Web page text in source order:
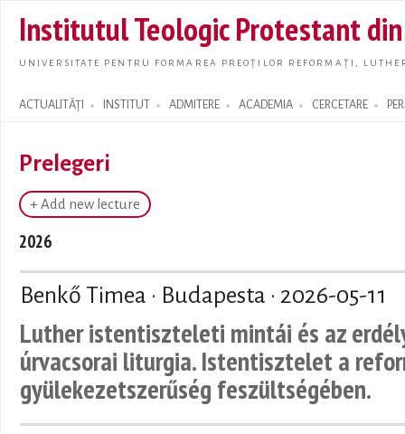
main
Institutul Teologic Protestant
UNIVERSITATE PENTRU FORMAREA PREOȚILOR REFORMAȚI,
ACTUALITĂȚI INSTITUT ADMITERE ACADEMIA CERCETARE
Search form
Prelegeri
+ Add new lecture
2026
Benkő Timea · Budapesta · 2026-05-11
Luther istentiszteleti mintái és az
úrvacsorai liturgia. Istentisztelet a
gyülekezetszerűség feszültségében.